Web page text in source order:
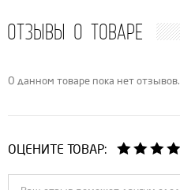
ОТЗЫВЫ О ТОВАРЕ
О данном товаре пока нет отзывов.
ОЦЕНИТЕ ТОВАР: